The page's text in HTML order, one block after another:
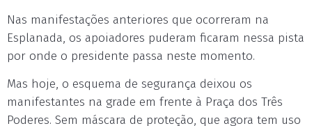
Nas manifestações anteriores que ocorreram na
Esplanada, os apoiadores puderam ficaram nessa pista
por onde o presidente passa neste momento.
Mas hoje, o esquema de segurança deixou os
manifestantes na grade em frente à Praça dos Três
Poderes. Sem máscara de proteção, que agora tem uso